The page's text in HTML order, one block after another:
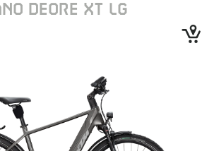
DEORE XT LG